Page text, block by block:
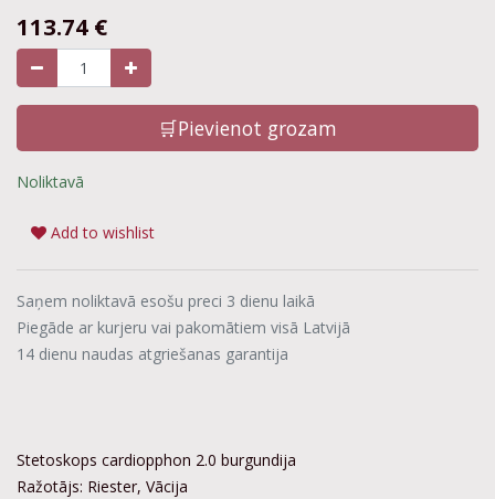
113.74 €
🛒Pievienot grozam
Noliktavā
Add to wishlist
Saņem noliktavā esošu preci 3 dienu laikā
Piegāde ar kurjeru vai pakomātiem visā Latvijā
14 dienu naudas atgriešanas garantija
Stetoskops cardiopphon 2.0 burgundija
Ražotājs: Riester, Vācija